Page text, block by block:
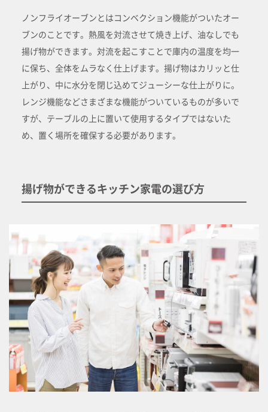
ノンフライオーブンとはコンベクション機能がついたオー
ブンのことです。熱風を対流させて焼き上げ、油なしでも
揚げ物ができます。対流を起こすことで庫内の温度を均一
に保ち、全体をムラなく仕上げます。揚げ物はカリッと仕
上がり、中に水分を閉じ込めてジューシーな仕上がりに。
レンジ機能などさまざまな機能がついているものが多いで
すが、テーブルの上に置いて使用するタイプではないた
め、置く場所を確保する必要があります。
揚げ物ができるキッチン家電の選び方